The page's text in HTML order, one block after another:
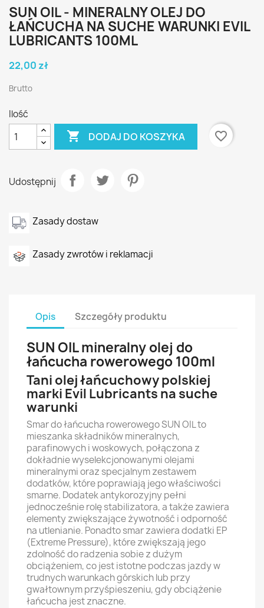
SUN OIL - MINERALNY OLEJ DO
ŁAŃCUCHA NA SUCHE WARUNKI EVIL
LUBRICANTS 100ML
22,00 zł
Brutto
Ilość
 DODAJ DO KOSZYKA favorite_border
Udostępnij
Zasady dostaw
Zasady zwrotów i reklamacji
Opis Szczegóły produktu
SUN OIL mineralny olej do
łańcucha rowerowego 100ml
Tani olej łańcuchowy polskiej
marki Evil Lubricants na suche
warunki
Smar do łańcucha rowerowego SUN OIL to
mieszanka składników mineralnych,
parafinowych i woskowych, połączona z
dokładnie wyselekcjonowanymi olejami
mineralnymi oraz specjalnym zestawem
dodatków, które poprawiają jego właściwości
smarne. Dodatek antykorozyjny pełni
jednocześnie rolę stabilizatora, a także zawiera
elementy zwiększające żywotność i odporność
na utlenianie. Ponadto smar zawiera dodatki EP
(Extreme Pressure), które zwiększają jego
zdolność do radzenia sobie z dużym
obciążeniem, co jest istotne podczas jazdy w
trudnych warunkach górskich lub przy
gwałtownym przyśpieszeniu, gdy obciążenie
łańcucha jest znaczne.